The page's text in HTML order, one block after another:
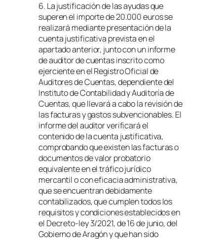
6. La justificación de las ayudas que
superen el importe de 20.000 euros se
realizará mediante presentación de la
cuenta justificativa prevista en el
apartado anterior, junto con un informe
de auditor de cuentas inscrito como
ejerciente en el Registro Oficial de
Auditores de Cuentas, dependiente del
Instituto de Contabilidad y Auditoría de
Cuentas, que llevará a cabo la revisión de
las facturas y gastos subvencionables. El
informe del auditor verificará el
contenido de la cuenta justificativa,
comprobando que existen las facturas o
documentos de valor probatorio
equivalente en el tráfico jurídico
mercantil o con eficacia administrativa,
que se encuentran debidamente
contabilizados, que cumplen todos los
requisitos y condiciones establecidos en
el Decreto-ley 3/2021, de 16 de junio, del
Gobierno de Aragón y que han sido